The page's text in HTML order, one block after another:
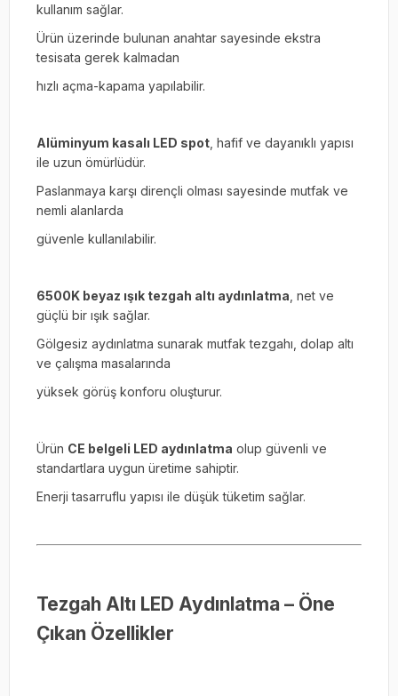
kullanım sağlar.
Ürün üzerinde bulunan anahtar sayesinde ekstra
tesisata gerek kalmadan
hızlı açma-kapama yapılabilir.
Alüminyum kasalı LED spot , hafif ve dayanıklı yapısı
ile uzun ömürlüdür.
Paslanmaya karşı dirençli olması sayesinde mutfak ve
nemli alanlarda
güvenle kullanılabilir.
6500K beyaz ışık tezgah altı aydınlatma , net ve
güçlü bir ışık sağlar.
Gölgesiz aydınlatma sunarak mutfak tezgahı, dolap altı
ve çalışma masalarında
yüksek görüş konforu oluşturur.
Ürün CE belgeli LED aydınlatma olup güvenli ve
standartlara uygun üretime sahiptir.
Enerji tasarruflu yapısı ile düşük tüketim sağlar.
Tezgah Altı LED Aydınlatma – Öne
Çıkan Özellikler